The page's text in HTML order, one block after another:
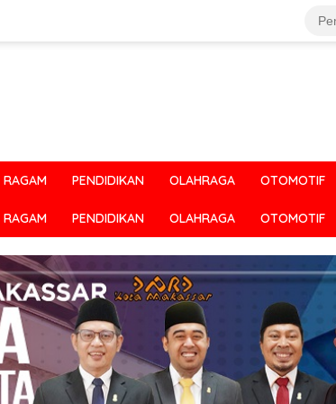
RAGAM PENDIDIKAN OLAHRAGA OTOMOTIF
RAGAM PENDIDIKAN OLAHRAGA OTOMOTIF